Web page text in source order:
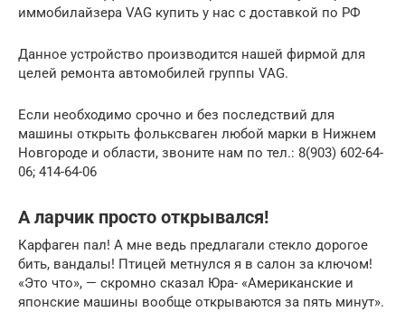
иммобилайзера VAG купить у нас с доставкой по РФ
Данное устройство производится нашей фирмой для
целей ремонта автомобилей группы VAG.
Если необходимо срочно и без последствий для
машины открыть фольксваген любой марки в Нижнем
Новгороде и области, звоните нам по тел.: 8(903) 602-64-
06; 414-64-06
А ларчик просто открывался!
Карфаген пал! А мне ведь предлагали стекло дорогое
бить, вандалы! Птицей метнулся я в салон за ключом!
«Это что», — скромно сказал Юра- «Американские и
японские машины вообще открываются за пять минут».